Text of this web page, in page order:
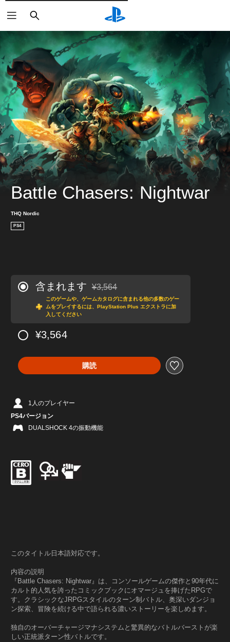
検
索
Battle Chasers: Nightwar
THQ Nordic
PS4
含まれます 通常価格¥3,564より値引き
¥3,564
このゲームや、ゲームカタログに含まれる他の多数のゲー
ムをプレイするには、PlayStation Plus エクストラに加
入してください
¥3,564
購読
1人のプレイヤー
PS4バージョン
DUALSHOCK 4の振動機能
このタイトル日本語対応です。
内容の説明
『Battle Chasers: Nightwar』は、コンソールゲームの傑作と90年代に
カルト的人気を誇ったコミックブックにオマージュを捧げたRPGで
す。クラシックなJRPGスタイルのターン制バトル、奥深いダンジョ
ン探索、冒険を続ける中で語られる濃いストーリーを楽しめます。
独自のオーバーチャージマナシステムと驚異的なバトルバーストが楽
しい正統派ターン性バトルです。